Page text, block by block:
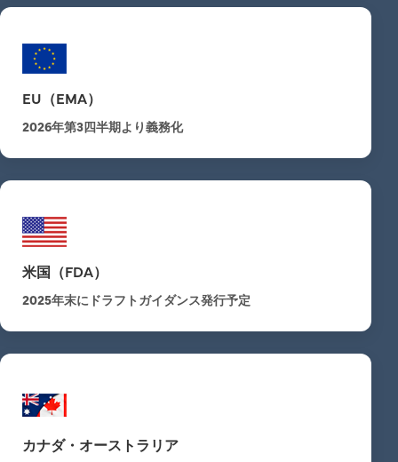
EU（EMA）
2026年第3四半期より義務化
米国（FDA）
2025年末にドラフトガイダンス発行予定
カナダ・オーストラリア